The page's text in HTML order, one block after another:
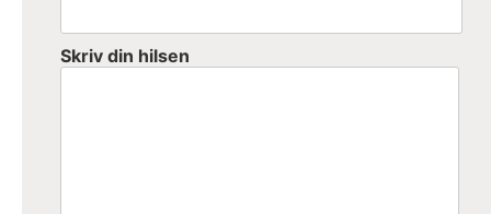
Skriv din hilsen